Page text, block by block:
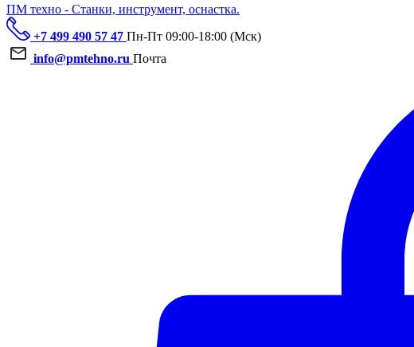
ПМ техно - Станки, инструмент, оснастка.
+7 499 490 57 47 Пн-Пт 09:00-18:00 (Мск)
info@pmtehno.ru Почта